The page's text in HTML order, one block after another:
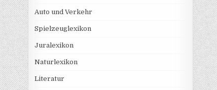
Auto und Verkehr
Spielzeuglexikon
Juralexikon
Naturlexikon
Literatur